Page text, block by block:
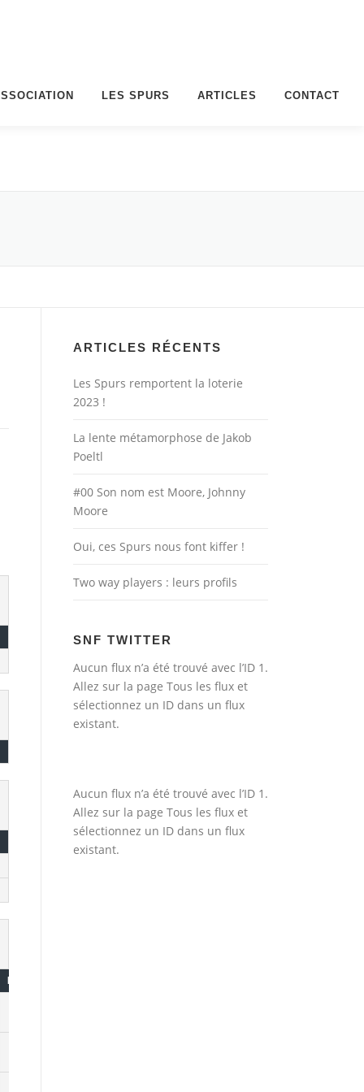
LES SPURS ARTICLES CONTACT
ARTICLES RÉCENTS
Les Spurs remportent la loterie
2023 !
La lente métamorphose de Jakob
Poeltl
#00 Son nom est Moore, Johnny
Moore
Oui, ces Spurs nous font kiffer !
Two way players : leurs profils
SNF TWITTER
Aucun flux n’a été trouvé avec l’ID 1.
Allez sur la page Tous les flux et
sélectionnez un ID dans un flux
existant.
Aucun flux n’a été trouvé avec l’ID 1.
Allez sur la page Tous les flux et
sélectionnez un ID dans un flux
existant.